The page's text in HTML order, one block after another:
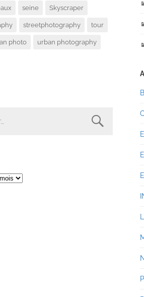
seine Skyscraper
streetphotography tour
photo urban photography